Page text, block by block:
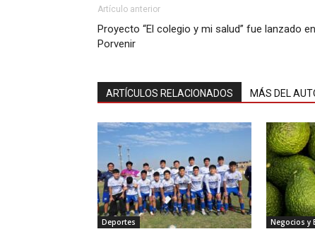
Artículo anterior
Proyecto “El colegio y mi salud” fue lanzado
Porvenir
ARTÍCULOS RELACIONADOS MÁS DEL
Deportes Negocios y